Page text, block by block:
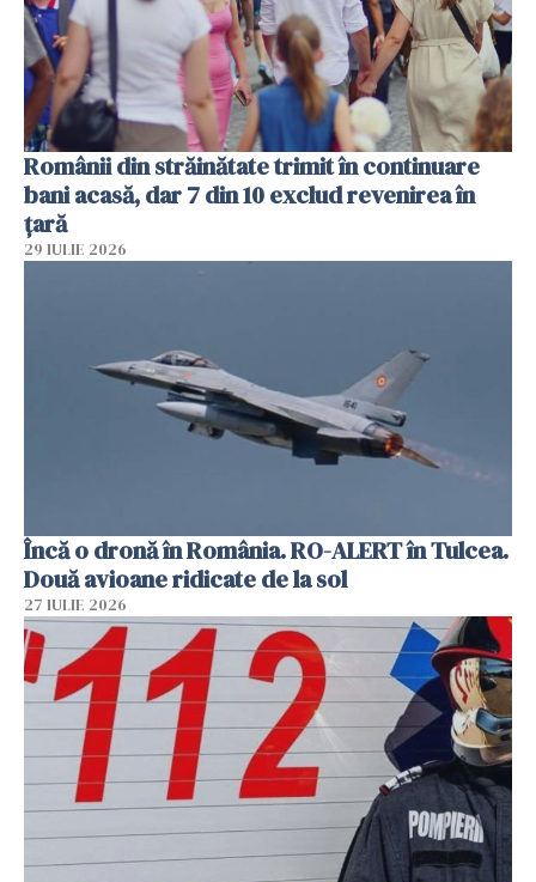
Românii din străinătate trimit în continuare
bani acasă, dar 7 din 10 exclud revenirea în
țară
29 IULIE 2026
Încă o dronă în România. RO-ALERT în Tulcea.
Două avioane ridicate de la sol
27 IULIE 2026